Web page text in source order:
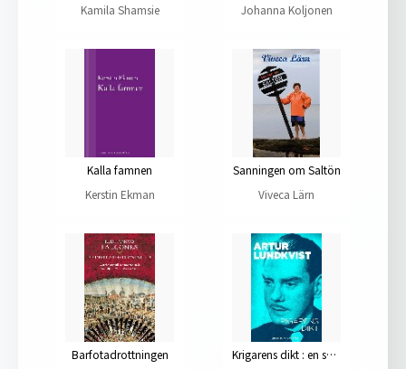
Kamila Shamsie
Johanna Koljonen
Kalla famnen
Kerstin Ekman
Sanningen om Saltön
Viveca Lärn
Barfotadrottningen
Krigarens dikt : en sannolik framställning av Alexander den stores handlingar och levnadsöden